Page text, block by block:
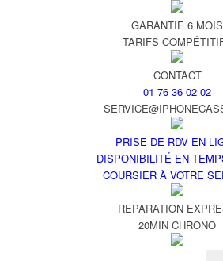
GARANTIE 6 MOIS
TARIFS
CONTACT
01 76 36 02 02
PRISE DE RDV EN
DISPONIBILITÉ EN
COURSIER À VOTRE
REPARATION
20MIN CHRONO